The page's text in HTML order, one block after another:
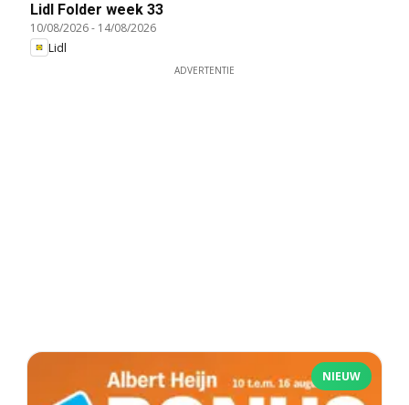
Lidl Folder week 33
10/08/2026- 14/08/2026
Lidl
ADVERTENTIE
NIEUW